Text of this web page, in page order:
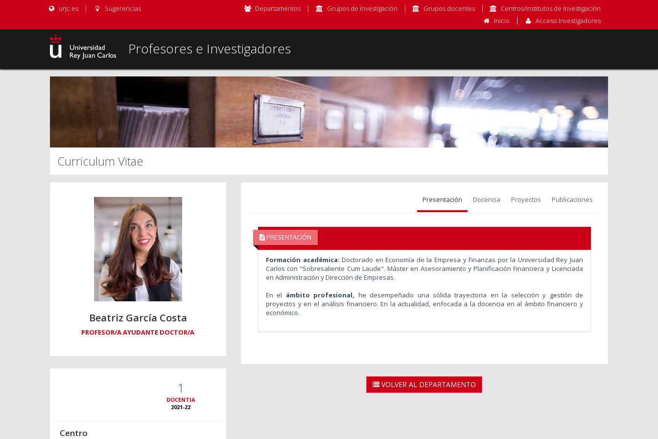
urjc.es Sugerencias Departamentos Grupos de investigación Grupos docentes
Centros/Institutos de Investigación
Inicio
Acceso Investigadores
Profesores e Investigadores
Curriculum Vitae
Beatriz García Costa
PROFESOR/A AYUDANTE DOCTOR/A
1
DOCENTIA
2021-22
Centro
Presentación Docencia Proyectos Publicaciones
PRESENTACIÓN
Formación académica: Doctorado en Economía de la Empresa y Finanzas por la Universidad Rey Juan
Carlos con "Sobresaliente Cum Laude". Máster en Asesoramiento y Planificación Financiera y Licenciada
en Administración y Dirección de Empresas.
En el ámbito profesional,
he desempeñado una sólida trayectoria en la selección y gestión de
proyectos y en el análisis financiero. En la actualidad, enfocada a la docencia en al ámbito financiero y
económico.
VOLVER AL DEPARTAMENTO